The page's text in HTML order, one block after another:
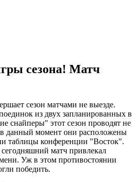
сезона! Матч
сезон матчами не выезде.
из двух запланированных в
снайперы" этот сезон проводят не
данный момент они расположены
таблицы конференции "Восток".
матч привлекал
Уж в этом противостоянии
победить.